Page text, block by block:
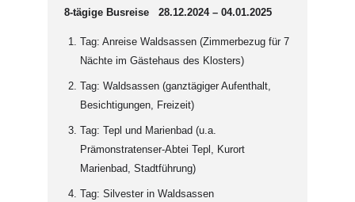
8-tägige Busreise 28.12.2024 – 04.01.2025
Tag: Anreise Waldsassen (Zimmerbezug für 7
Nächte im Gästehaus des Klosters)
Tag: Waldsassen (ganztägiger Aufenthalt,
Besichtigungen, Freizeit)
Tag: Tepl und Marienbad (u.a.
Prämonstratenser-Abtei Tepl, Kurort
Marienbad, Stadtführung)
Tag: Silvester in Waldsassen